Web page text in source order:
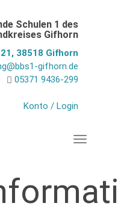
Schulen 1 des
Gifhorn
38518 Gifhorn
gifhorn.de
05371 9436-299
Konto / Login